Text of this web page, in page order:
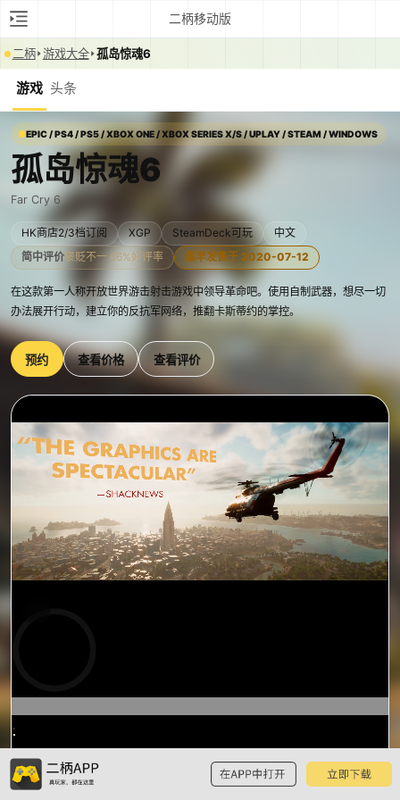
二柄移动版
二柄 游戏大全 孤岛惊魂6
游戏 头条
EPIC / PS4 / PS5 / XBOX ONE / XBOX SERIES X/S / UPLAY / STEAM / WINDOWS
孤岛惊魂6
Far Cry 6
HK商店2/3档订阅 XGP SteamDeck可玩
中文
简中评价褒贬不一 66%好评率 最早发售于 2020-07-12
在这款第一人称开放世界游击射击游戏中领导革命吧。使用自制武器，想尽一切
办法展开行动，建立你的反抗军网络，推翻卡斯蒂约的掌控。
预约 查看价格 查看评价
0:23
/
预